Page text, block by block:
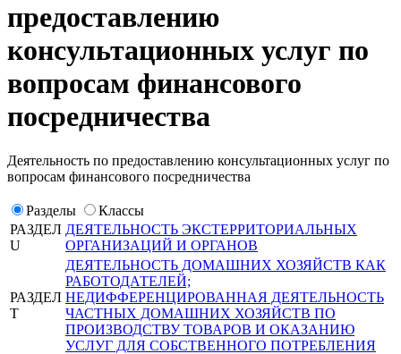
предоставлению
консультационных услуг по
вопросам финансового
посредничества
Деятельность по предоставлению консультационных услуг по
вопросам финансового посредничества
Разделы
Классы
РАЗДЕЛ
U
ДЕЯТЕЛЬНОСТЬ ЭКСТЕРРИТОРИАЛЬНЫХ
ОРГАНИЗАЦИЙ И ОРГАНОВ
РАЗДЕЛ
T
ДЕЯТЕЛЬНОСТЬ ДОМАШНИХ ХОЗЯЙСТВ КАК
РАБОТОДАТЕЛЕЙ;
НЕДИФФЕРЕНЦИРОВАННАЯ ДЕЯТЕЛЬНОСТЬ
ЧАСТНЫХ ДОМАШНИХ ХОЗЯЙСТВ ПО
ПРОИЗВОДСТВУ ТОВАРОВ И ОКАЗАНИЮ
УСЛУГ ДЛЯ СОБСТВЕННОГО ПОТРЕБЛЕНИЯ